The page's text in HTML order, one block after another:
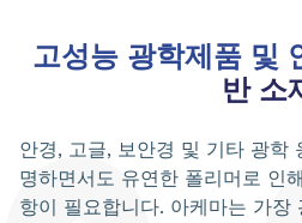
고성능 광학제품 및
반 소
안경, 고글, 보안경 및 기타 광학
명하면서도 유연한 폴리머로 인
항이 필요합니다. 아케마는 가장